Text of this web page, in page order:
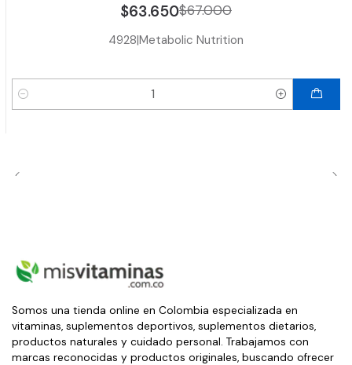
$63.650$67.000
4928|Metabolic Nutrition
Cantidad
Somos una tienda online en Colombia especializada en
vitaminas, suplementos deportivos, suplementos dietarios,
productos naturales y cuidado personal. Trabajamos con
marcas reconocidas y productos originales, buscando ofrecer